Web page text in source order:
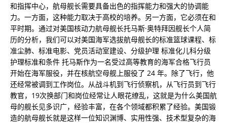
和指挥中心，航母舰长需要具备出色的指挥能力和强大的协调能
力。一方面，这种能力取决于高校的培养。另一方面，它必须在和
平时期。通过对美国核动力航母舰长托马斯·奥特拜因舰长个人简
历的分析，我们可以对美国海军选拔航母舰长的标准篮球课程、标
准尘肺、标准电影、党员活动室建设、分级护理 标准化儿科分级
护理标准和条件 托马斯作为一名受过高等教育的海军合格飞行员
开始在海军服役，并在核航空母舰上服役了 24 年。除了飞行，他
还经常被调到工作岗位。从战斗机到飞行侦察机，从飞行员到飞行
教官，19次换部门和岗位经常让人眼花缭乱，这就是为什么美国航
母的舰长见多识广，经验丰富，在各个领域都积累了经验。美国锻
造的航母舰长就是这样一位知识渊博、实用性强、技术型复杂的海